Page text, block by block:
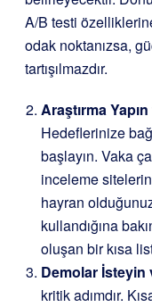
A/B testi
odak noktanızsa,
tartışılmazdır.
Araştırma
Hedeflerinize
başlayın. Vaka
inceleme
hayran
kullandığına
oluşan bir kısa
Demolar İsteyin
kritik adımdır.